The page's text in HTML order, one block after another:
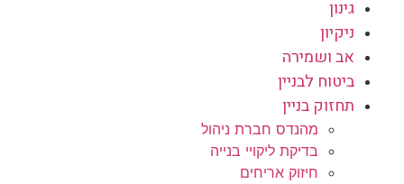
גינון
ניקיון
אב ושמירה
ביטוח לבניין
תחזוק בניין
מהנדס חברת ניהול
בדיקת ליקויי בנייה
חיזוק אריחים